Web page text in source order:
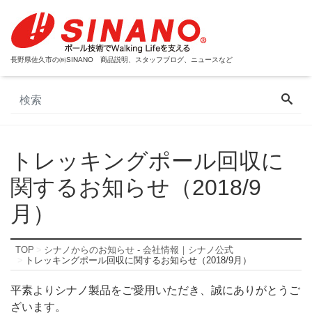
長野県佐久市の㈱SINANO 商品説明、スタッフブログ、ニュースなど
トレッキングポール回収に
関するお知らせ（2018/9
月）
TOP
シナノからのお知らせ - 会社情報｜シナノ公式
トレッキングポール回収に関するお知らせ（2018/9月）
平素よりシナノ製品をご愛用いただき、誠にありがとうご
ざいます。